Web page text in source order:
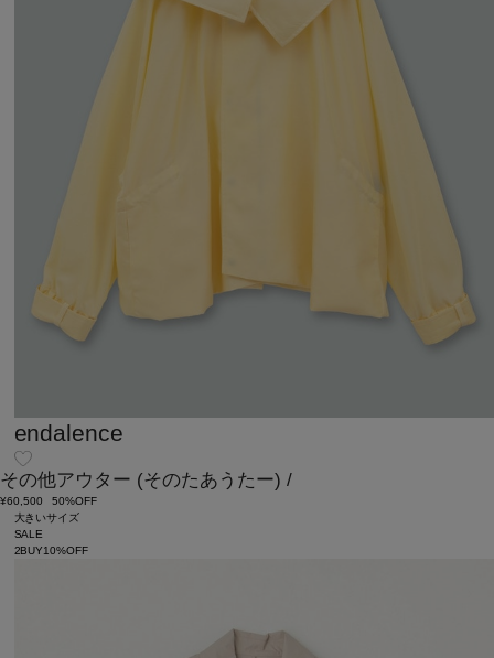
endalence
その他アウター (そのたあうたー) /
¥60,500
50%OFF
大きいサイズ
SALE
2BUY10%OFF